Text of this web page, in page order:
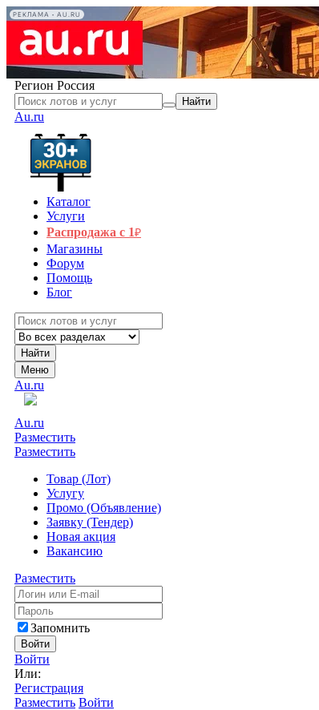
РЕКЛАМА • AU.RU
Регион Россия
Найти
Au.ru
Каталог
Услуги
Распродажа с 1₽
Магазины
Форум
Помощь
Блог
Найти
Меню
Au.ru
Au.ru
Разместить
Разместить
Товар (Лот)
Услугу
Промо (Объявление)
Заявку (Тендер)
Новая акция
Вакансию
Разместить
Запомнить
Войти
Войти
Или:
Регистрация
Разместить Войти